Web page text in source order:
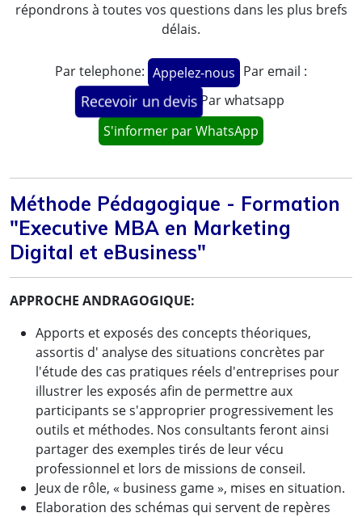
répondrons à toutes vos questions dans les plus brefs
délais.
Par telephone: Appelez-nous Par email :
Recevoir un devis Par whatsapp
S'informer par WhatsApp
Méthode Pédagogique - Formation
"Executive MBA en Marketing
Digital et eBusiness"
APPROCHE ANDRAGOGIQUE:
Apports et exposés des concepts théoriques,
assortis d' analyse des situations concrètes par
l'étude des cas pratiques réels d'entreprises pour
illustrer les exposés afin de permettre aux
participants se s'approprier progressivement les
outils et méthodes. Nos consultants feront ainsi
partager des exemples tirés de leur vécu
professionnel et lors de missions de conseil.
Jeux de rôle, « business game », mises en situation.
Elaboration des schémas qui servent de repères